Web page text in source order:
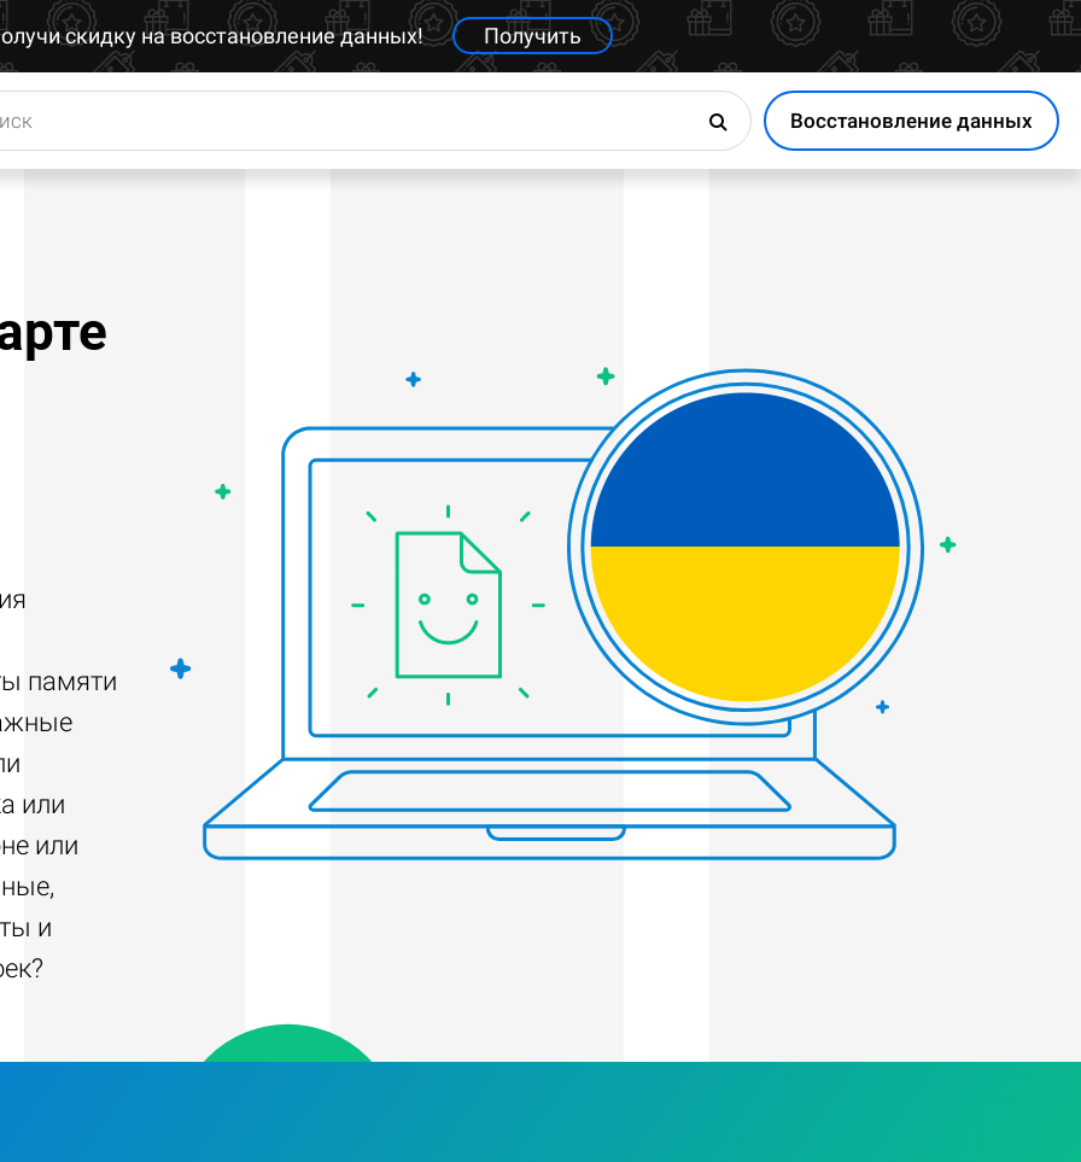
скидку на восстановление данных! Получить
Восстановление данных
памяти
или
или
и